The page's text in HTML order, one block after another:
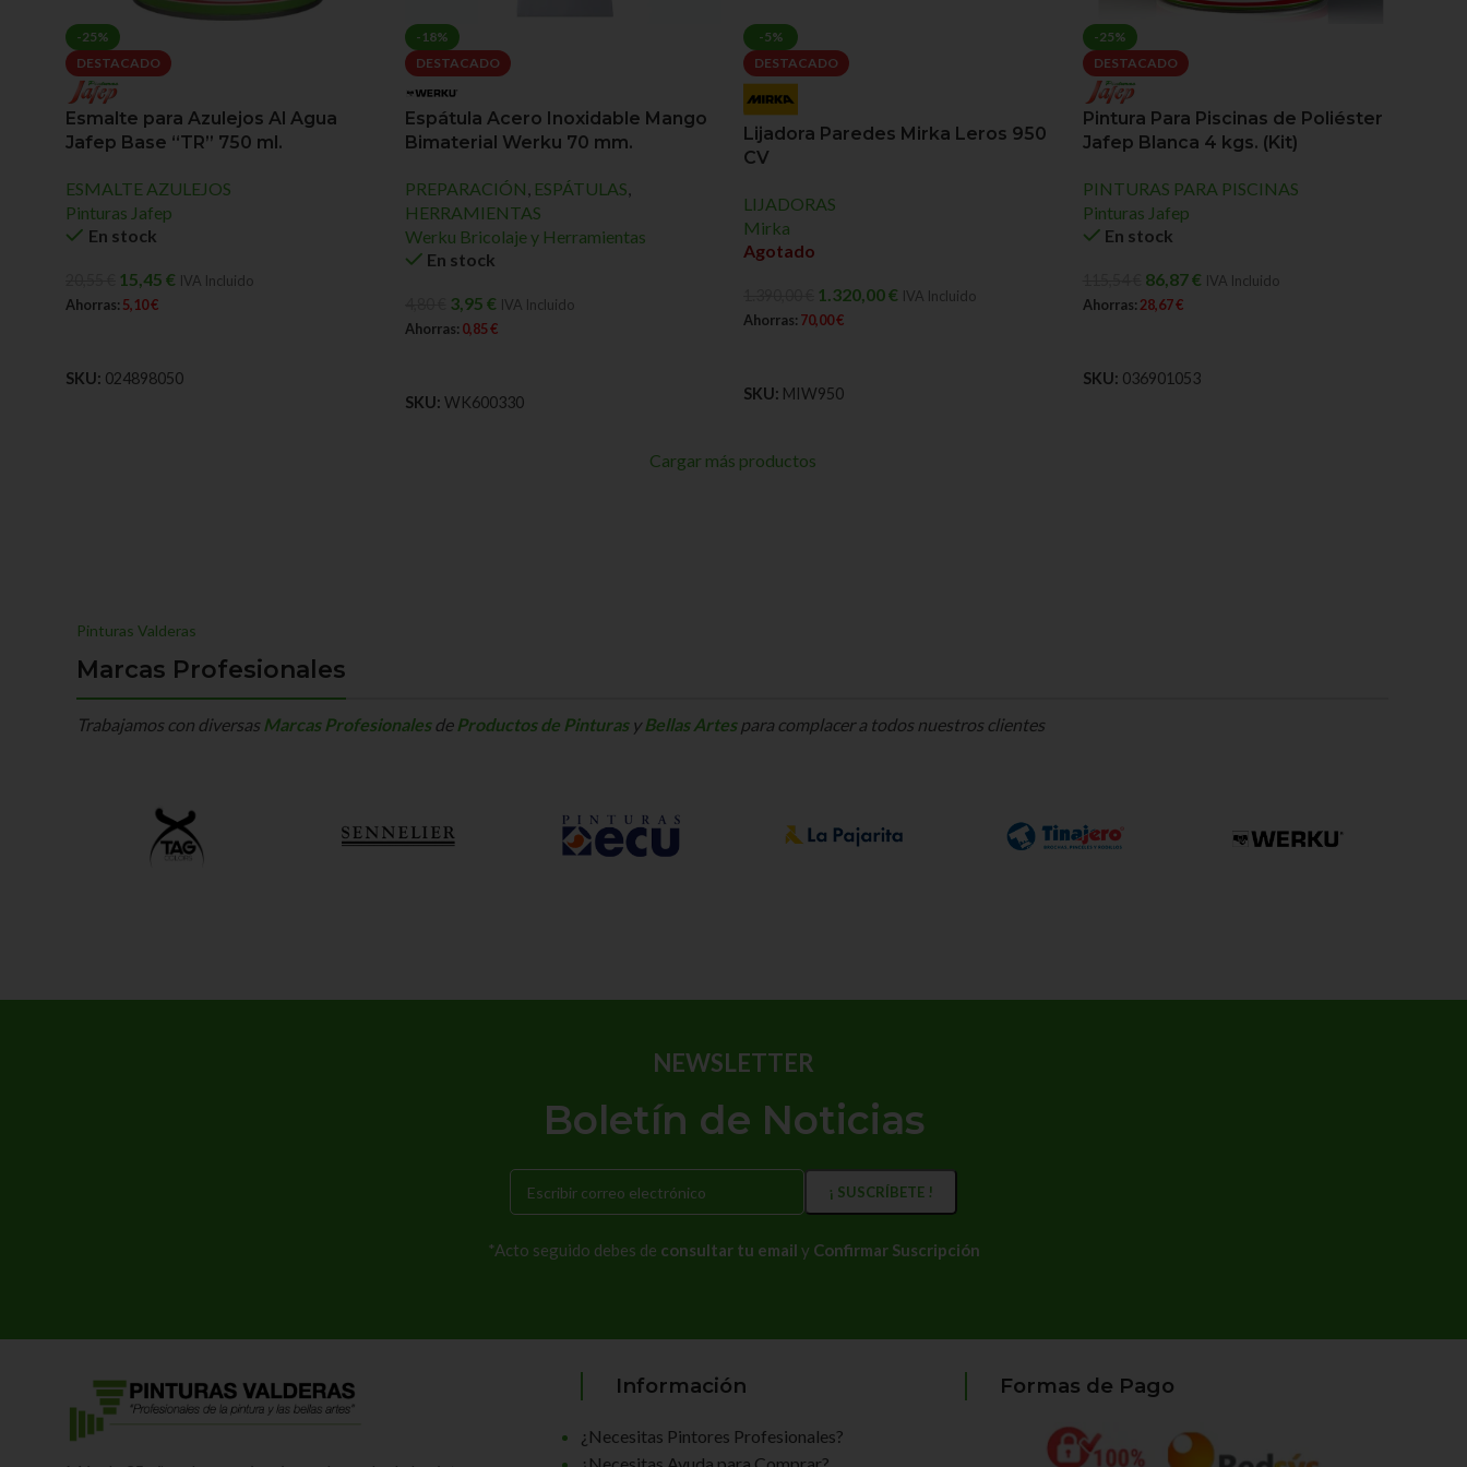
-25%
DESTACADO
Esmalte para Azulejos Al Agua
Jafep Base “TR” 750 ml.
ESMALTE AZULEJOS
Pinturas Jafep
En stock
15,45 € IVA Incluido
Ahorras: 5,10€
SKU: 024898050
-18%
DESTACADO
Espátula Acero Inoxidable Mango
Bimaterial Werku 70 mm.
PREPARACIÓN , ESPÁTULAS,
HERRAMIENTAS
Werku Bricolaje y Herramientas
En stock
3,95 € IVA Incluido
Ahorras: 0,85€
SKU: WK600330
-5%
DESTACADO
Lijadora Paredes Mirka Leros 950
CV
LIJADORAS
Mirka
Agotado
1.320,00€ IVA Incluido
Ahorras: 70,00€
SKU: MIW950
-25%
DESTACADO
Pintura Para Piscinas de Poliéster
Jafep Blanca 4 kgs. (Kit)
PINTURAS PARA PISCINAS
Pinturas Jafep
En stock
86,87€ IVA Incluido
Ahorras:28,67€
SKU: 036901053
Cargar más productos
Pinturas Valderas
Marcas Profesionales
Trabajamos con diversas Marcas Profesionales de Productos de Pinturas yBellas Artes para complacer a todos nuestros clientes
NEWSLETTER
Boletín de Noticias
*Acto seguido debes de consultar tu email y Confirmar Suscripción
Información
¿Necesitas Pintores Profesionales?
Formas de Pago